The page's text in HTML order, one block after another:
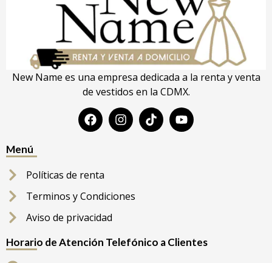
New Name es una empresa dedicada a la renta y venta
de vestidos en la CDMX.
Menú
Políticas de renta
Terminos y Condiciones
Aviso de privacidad
Horario de Atención Telefónico a Clientes